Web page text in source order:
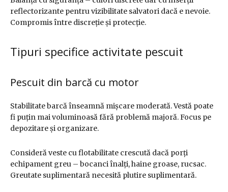
reflectorizante pentru vizibilitate salvatori dacă e nevoie.
Compromis între discreție și protecție.
Tipuri specifice activitate pescuit
Pescuit din barcă cu motor
Stabilitate barcă înseamnă mișcare moderată. Vestă poate
fi puțin mai voluminoasă fără problemă majoră. Focus pe
depozitare și organizare.
Consideră veste cu flotabilitate crescută dacă porți
echipament greu – bocanci înalți, haine groase, rucsac.
Greutate suplimentară necesită plutire suplimentară.